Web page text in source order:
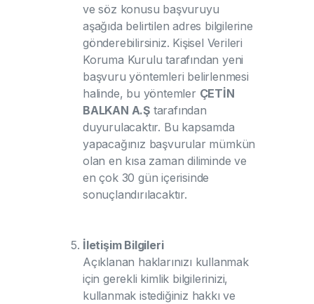
ve söz konusu başvuruyu
aşağıda belirtilen adres bilgilerine
gönderebilirsiniz. Kişisel Verileri
Koruma Kurulu tarafından yeni
başvuru yöntemleri belirlenmesi
halinde, bu yöntemler ÇETİN
BALKAN A.Ş tarafından
duyurulacaktır. Bu kapsamda
yapacağınız başvurular mümkün
olan en kısa zaman diliminde ve
en çok 30 gün içerisinde
sonuçlandırılacaktır.
İletişim Bilgileri
Açıklanan haklarınızı kullanmak
için gerekli kimlik bilgilerinizi,
kullanmak istediğiniz hakkı ve